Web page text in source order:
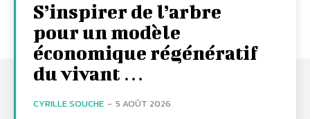
S’inspirer de l’arbre
pour un modèle
économique régénératif
du vivant …
CYRILLE SOUCHE - 5 AOÛT 2026